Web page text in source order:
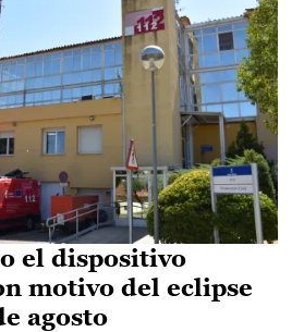
el dispositivo
motivo del eclipse
agosto